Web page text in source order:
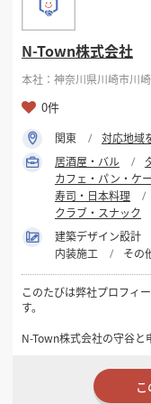
N-Town株式会社
本社：神奈川県川崎市川
0件
関東
対応地域
居酒屋・バル
カフェ・パン・ケ
寿司・日本料理
クラブ・スナック
建築デザイン設計
内装施工
その
このたびは弊社プロフィ
す。
N-Town株式会社の守谷と
弊社は東京都・神奈川県
フィス・インドアゴルフ
一貫して対応しております